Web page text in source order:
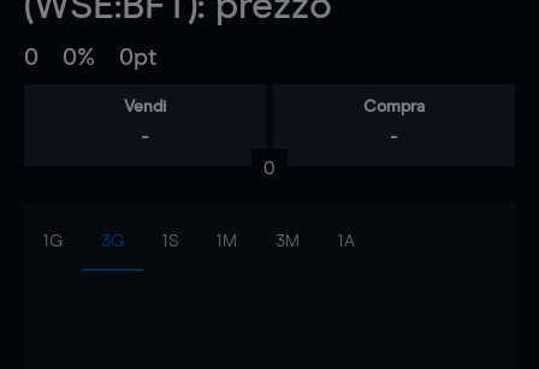
0 0% 0pt
Vendi
-
Compra
-
0
1G 3G 1S 1M 3M 1A